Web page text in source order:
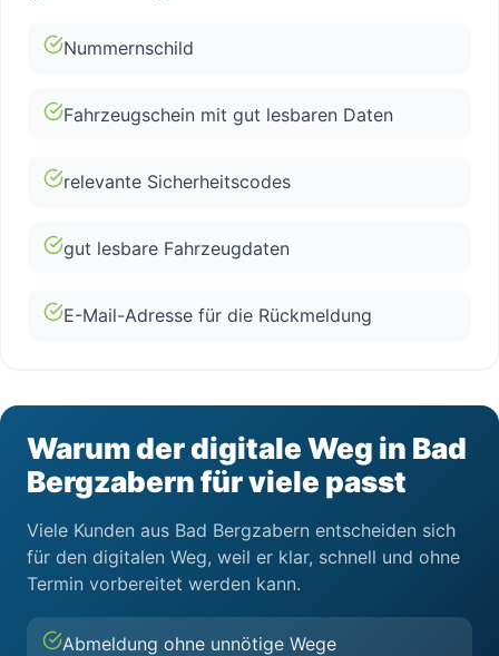
Nummernschild
Fahrzeugschein mit gut lesbaren Daten
relevante Sicherheitscodes
gut lesbare Fahrzeugdaten
E-Mail-Adresse für die Rückmeldung
Warum der digitale Weg in Bad
Bergzabern für viele passt
Viele Kunden aus Bad Bergzabern entscheiden sich
für den digitalen Weg, weil er klar, schnell und ohne
Termin vorbereitet werden kann.
Abmeldung ohne unnötige Wege